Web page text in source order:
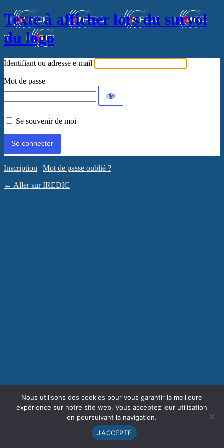
Texte à afficher lors du survol
du logo
Identifiant ou adresse e-mail
Mot de passe
Se souvenir de moi
Inscription | Mot de passe oublié ?
← Aller sur IREDIC
Nous utilisons des cookies pour vous garantir la meilleure
expérience sur notre site web. Vous acceptez leur utilisation
en poursuivant la navigation.
J'ACCEPTE